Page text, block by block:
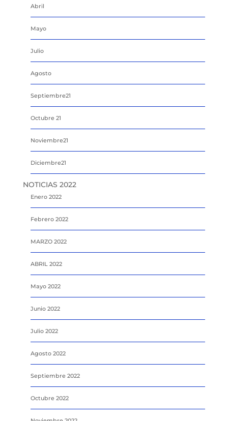
Abril
Mayo
Julio
Agosto
Septiembre21
Octubre 21
Noviembre21
Diciembre21
NOTICIAS 2022
Enero 2022
Febrero 2022
MARZO 2022
ABRIL 2022
Mayo 2022
Junio 2022
Julio 2022
Agosto 2022
Septiembre 2022
Octubre 2022